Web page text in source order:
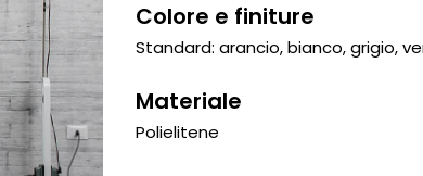
Colore e finiture
Standard: arancio, bianco, grigio,
Materiale
Polielitene